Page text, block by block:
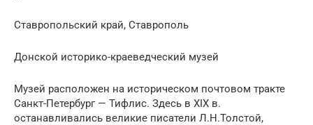
Ставропольский край, Ставрополь
Донской историко-краеведческий музей
Музей расположен на историческом почтовом тракте
Санкт-Петербург — Тифлис. Здесь в XIX в.
останавливались великие писатели Л.Н.Толстой,